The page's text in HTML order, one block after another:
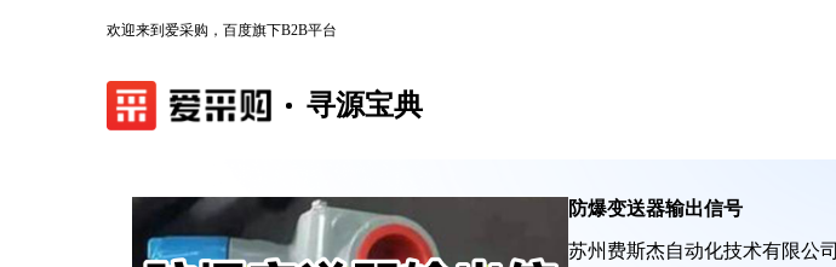
欢迎来到爱采购，百度旗下B2B平台
寻源宝典
防爆变送器输出信号
苏州费斯杰自动化技术有限公司